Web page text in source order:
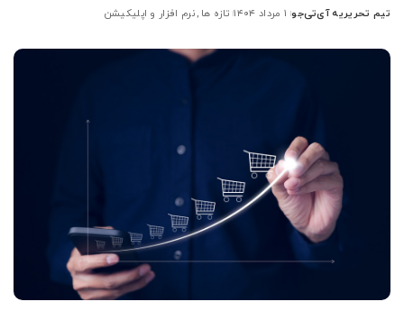
ارسال
توسط
تیم تحریریه آی‌تی‌جو ۱ مرداد ۱۴۰۴ تازه ها نرم افزار و اپلیکیشن